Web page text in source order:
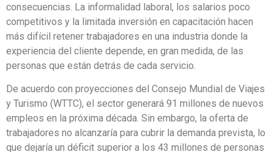
consecuencias. La informalidad laboral, los salarios poco
competitivos y la limitada inversión en capacitación hacen
más difícil retener trabajadores en una industria donde la
experiencia del cliente depende, en gran medida, de las
personas que están detrás de cada servicio.
De acuerdo con proyecciones del Consejo Mundial de Viajes
y Turismo (WTTC), el sector generará 91 millones de nuevos
empleos en la próxima década. Sin embargo, la oferta de
trabajadores no alcanzaría para cubrir la demanda prevista, lo
que dejaría un déficit superior a los 43 millones de personas